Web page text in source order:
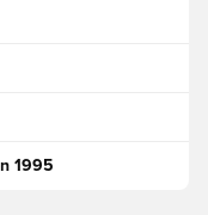
1995